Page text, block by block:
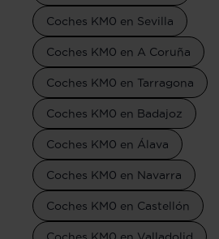
Coches KM0 en Sevilla
Coches KM0 en A Coruña
Coches KM0 en Tarragona
Coches KM0 en Badajoz
Coches KM0 en Álava
Coches KM0 en Navarra
Coches KM0 en Castellón